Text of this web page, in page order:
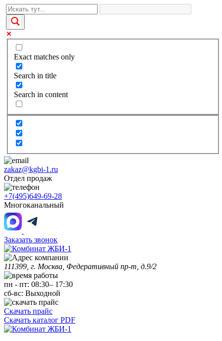
Exact matches only
Search in title
Search in content
zakaz@kgbi-1.ru
Отдел продаж
+7(495)649-69-28
Многоканальный
Заказать звонок
111399, г. Москва, Федеративный пр-т, д.9/2
пн - пт: 08:30– 17:30
сб-вс: Выходной
Скачать прайс
Скачать каталог PDF